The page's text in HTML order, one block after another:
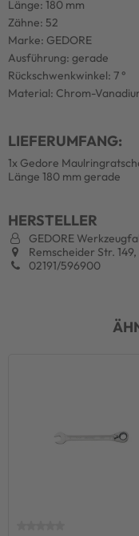
Länge: 180 mm
Zähne: 52
Marke: GEDORE
Ausführung: gerade
Rückschwenkwinkel: 7 °
Material: Chrom-
LIEFERUMFANG:
1x Gedore
Länge 180 mm gerade
HERSTELLER
GEDORE
Remscheider Str.
02191/596900